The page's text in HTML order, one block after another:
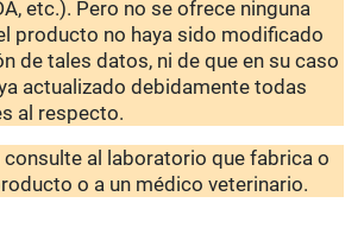
etc.). Pero no se ofrece ninguna
producto no haya sido modificado
de tales datos, ni de que en su caso
actualizado debidamente todas
al respecto.
consulte al laboratorio que fabrica o
o a un médico veterinario.